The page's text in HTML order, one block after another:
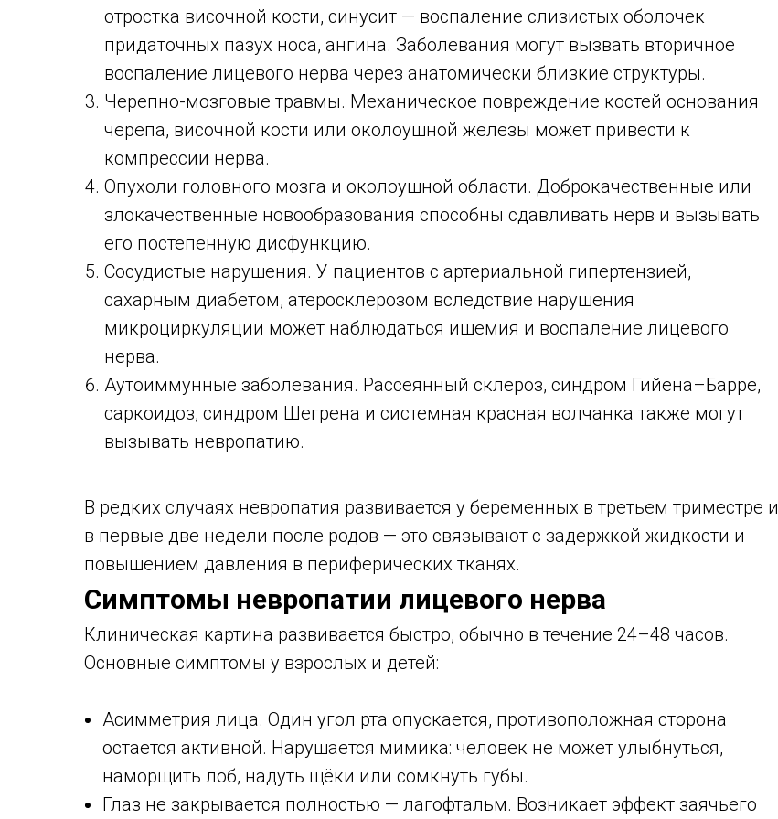
отростка височной кости, синусит — воспаление слизистых оболочек
придаточных пазух носа, ангина. Заболевания могут вызвать вторичное
воспаление лицевого нерва через анатомически близкие структуры.
Черепно-мозговые травмы. Механическое повреждение костей основания
черепа, височной кости или околоушной железы может привести к
компрессии нерва.
Опухоли головного мозга и околоушной области. Доброкачественные или
злокачественные новообразования способны сдавливать нерв и вызывать
его постепенную дисфункцию.
Сосудистые нарушения. У пациентов с артериальной гипертензией,
сахарным диабетом, атеросклерозом вследствие нарушения
микроциркуляции может наблюдаться ишемия и воспаление лицевого
нерва.
Аутоиммунные заболевания. Рассеянный склероз, синдром Гийена–Барре,
саркоидоз, синдром Шегрена и системная красная волчанка также могут
вызывать невропатию.
В редких случаях невропатия развивается у беременных в третьем триместре и
в первые две недели после родов — это связывают с задержкой жидкости и
повышением давления в периферических тканях.
Симптомы невропатии лицевого нерва
Клиническая картина развивается быстро, обычно в течение 24–48 часов.
Основные симптомы у взрослых и детей:
Асимметрия лица. Один угол рта опускается, противоположная сторона
остается активной. Нарушается мимика: человек не может улыбнуться,
наморщить лоб, надуть щёки или сомкнуть губы.
Глаз не закрывается полностью — лагофтальм. Возникает эффект заячьего